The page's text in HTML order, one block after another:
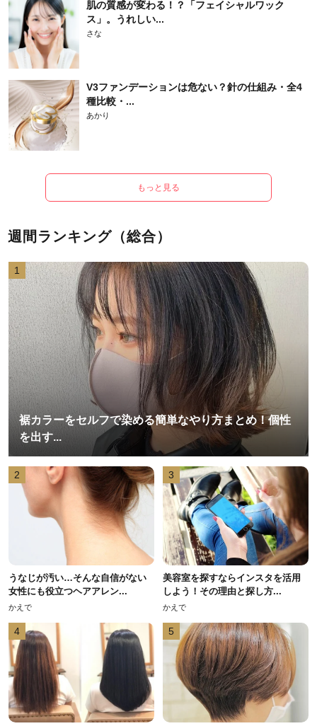
肌の質感が変わる！？「フェイシャルワック
ス」。うれしい...
さな
V3ファンデーションは危ない？針の仕組み・全4
種比較・...
あかり
もっと見る
週間ランキング（総合）
1
裾カラーをセルフで染める簡単なやり方まとめ！個性
を出す...
2
うなじが汚い…そんな自信がない
女性にも役立つヘアアレン...
かえで
3
美容室を探すならインスタを活用
しよう！その理由と探し方...
かえで
4 5